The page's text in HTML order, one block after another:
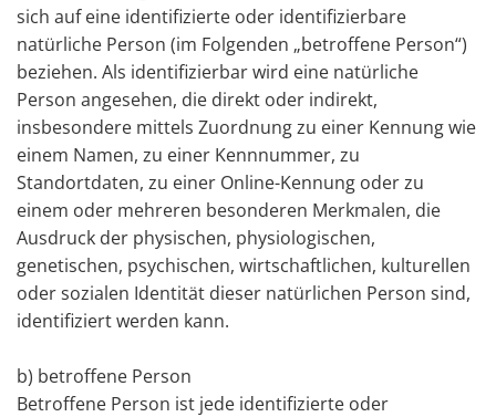
sich auf eine identifizierte oder identifizierbare
natürliche Person (im Folgenden „betroffene Person“)
beziehen. Als identifizierbar wird eine natürliche
Person angesehen, die direkt oder indirekt,
insbesondere mittels Zuordnung zu einer Kennung wie
einem Namen, zu einer Kennnummer, zu
Standortdaten, zu einer Online-Kennung oder zu
einem oder mehreren besonderen Merkmalen, die
Ausdruck der physischen, physiologischen,
genetischen, psychischen, wirtschaftlichen, kulturellen
oder sozialen Identität dieser natürlichen Person sind,
identifiziert werden kann.
b) betroffene Person
Betroffene Person ist jede identifizierte oder